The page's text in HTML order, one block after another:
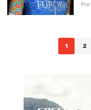
Por
1 2